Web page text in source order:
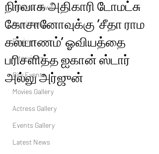
Political News
Tamil News
Reviews
Interviews
City Events
Movies Gallery
Actress Gallery
Events Gallery
Latest News
நிர்வாக அதிகாரி டோமட்சு
கோசானோவுக்கு ’சீதா ராம
கல்யாணம்’ ஓவியத்தை
பரிசளித்த ஐகான் ஸ்டார்
அல்லு அர்ஜுன்